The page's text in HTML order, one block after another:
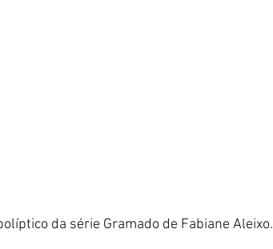
da série Gramado de Fabiane Aleixo.